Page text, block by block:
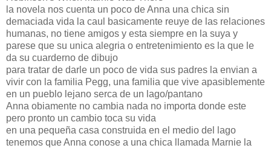
la novela nos cuenta un poco de Anna una chica sin
demaciada vida la caul basicamente reuye de las relaciones
humanas, no tiene amigos y esta siempre en la suya y
parese que su unica alegria o entretenimiento es la que le
da su cuarderno de dibujo
para tratar de darle un poco de vida sus padres la envian a
vivir con la familia Pegg, una familia que vive apasiblemente
en un pueblo lejano serca de un lago/pantano
Anna obiamente no cambia nada no importa donde este
pero pronto un cambio toca su vida
en una pequeña casa construida en el medio del lago
tenemos que Anna conose a una chica llamada Marnie la